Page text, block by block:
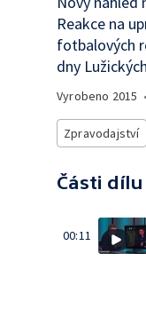
Reakce na
fotbalových
dny
Vyrobeno 2015 •
Zpravodajství
Části dílu
00:11